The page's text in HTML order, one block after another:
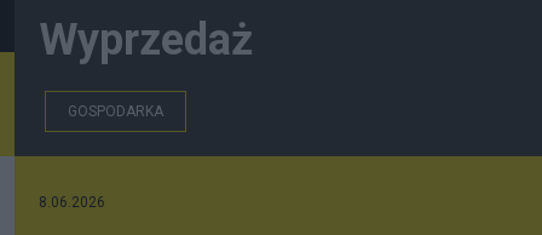
Wyprzedaż
GOSPODARKA
8.06.2026